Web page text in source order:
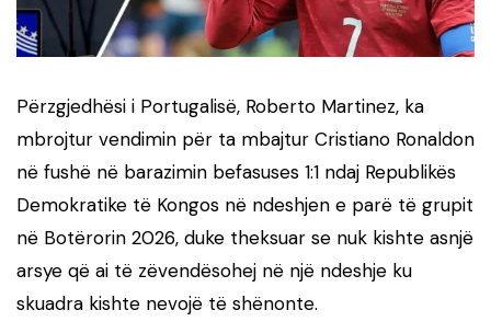
Përzgjedhësi i Portugalisë, Roberto Martinez, ka
mbrojtur vendimin për ta mbajtur Cristiano Ronaldon
në fushë në barazimin befasuses 1:1 ndaj Republikës
Demokratike të Kongos në ndeshjen e parë të grupit
në Botërorin 2026, duke theksuar se nuk kishte asnjë
arsye që ai të zëvendësohej në një ndeshje ku
skuadra kishte nevojë të shënonte.